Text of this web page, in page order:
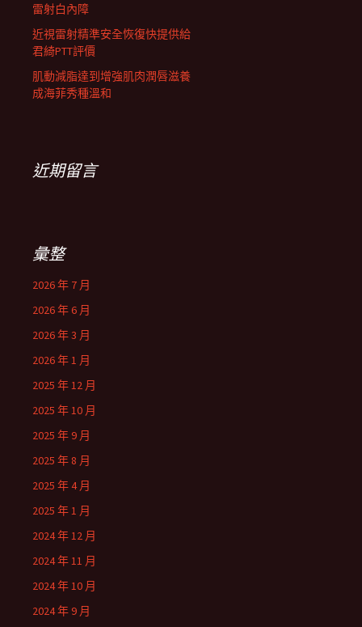
雷射白內障
近視雷射精準安全恢復快提供給
君綺PTT評價
肌動減脂達到增強肌肉潤唇滋養
成海菲秀種溫和
近期留言
彙整
2026 年 7 月
2026 年 6 月
2026 年 3 月
2026 年 1 月
2025 年 12 月
2025 年 10 月
2025 年 9 月
2025 年 8 月
2025 年 4 月
2025 年 1 月
2024 年 12 月
2024 年 11 月
2024 年 10 月
2024 年 9 月